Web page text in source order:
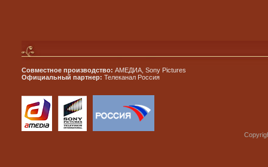
Совместное производство: АМЕДИА, Sony Pictures
Официальный партнер: Телеканал Россия